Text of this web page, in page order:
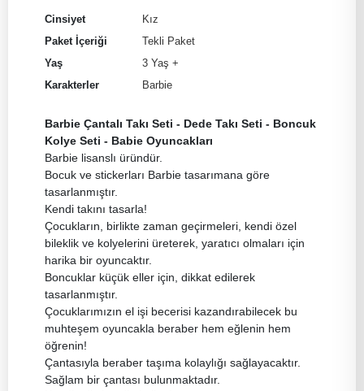
Cinsiyet
Kız
Paket İçeriği
Tekli Paket
Yaş
3 Yaş +
Karakterler
Barbie
Barbie Çantalı Takı Seti - Dede Takı Seti - Boncuk
Kolye Seti - Babie Oyuncakları
Barbie lisanslı üründür.
Bocuk ve stickerları Barbie tasarımana göre
tasarlanmıştır.
Kendi takını tasarla!
Çocukların, birlikte zaman geçirmeleri, kendi özel
bileklik ve kolyelerini üreterek, yaratıcı olmaları için
harika bir oyuncaktır.
Boncuklar küçük eller için, dikkat edilerek
tasarlanmıştır.
Çocuklarımızın el işi becerisi kazandırabilecek bu
muhteşem oyuncakla beraber hem eğlenin hem
öğrenin!
Çantasıyla beraber taşıma kolaylığı sağlayacaktır.
Sağlam bir çantası bulunmaktadır.